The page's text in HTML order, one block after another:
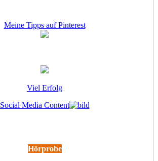
Meine Tipps auf Pinterest
Viel Erfolg
Social Media Content
Hörprobe